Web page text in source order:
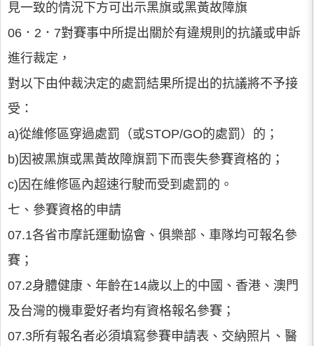
見一致的情況下方可出示黑旗或黑黃故障旗
06．2．7對賽事中所提出關於有違規則的抗議或申訴
進行裁定，
對以下由仲裁決定的處罰結果所提出的抗議將不予接
受：
a)從維修區穿過處罰（或STOP/GO的處罰）的；
b)因被黑旗或黑黃故障旗罰下而喪失參賽資格的；
c)因在維修區內超速行駛而受到處罰的。
七、參賽資格的申請
07.1各省市摩託運動協會、俱樂部、車隊均可報名參
賽；
07.2身體健康、年齡在14歲以上的中國、香港、澳門
及台灣的機車愛好者均有資格報名參賽；
07.3所有報名者必須填寫參賽申請表、交納照片、醫